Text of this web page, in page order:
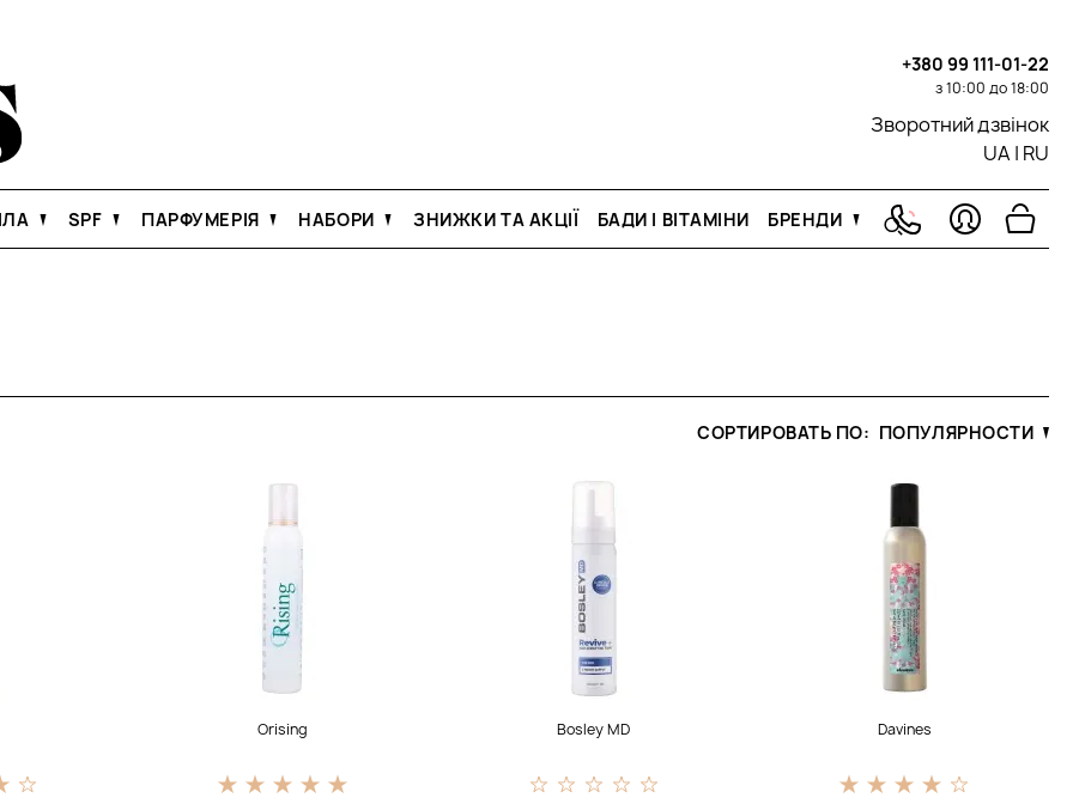
+380 99 111-01-22
з 10:00 до 18:00
Зворотний дзвінок
UA | RU
SPF ПАРФУМЕРІЯ НАБОРИ ЗНИЖКИ ТА АКЦІЇ БАДИ І ВІТАМІНИ БРЕНДИ
СОРТИРОВАТЬ ПО: ПОПУЛЯРНОСТИ
Orising Bosley MD Davines